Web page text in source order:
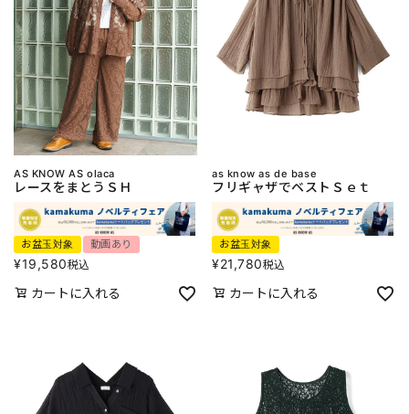
AS KNOW AS olaca
レースをまとうＳＨ
お盆玉対象 動画あり
¥19,580税込
カートに入れる
as know as de base
フリギャザでベストＳｅｔ
お盆玉対象
¥21,780税込
カートに入れる